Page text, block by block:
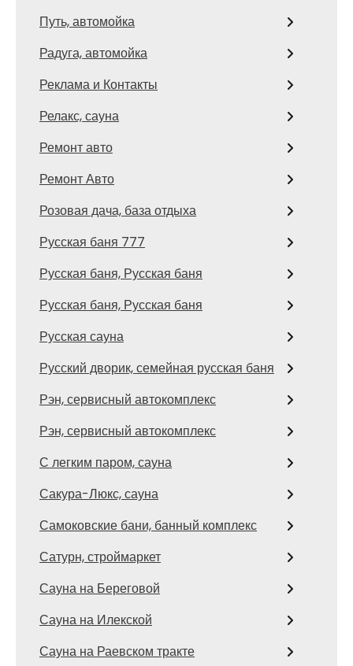
Путь, автомойка
Радуга, автомойка
Реклама и Контакты
Релакс, сауна
Ремонт авто
Ремонт Авто
Розовая дача, база отдыха
Русская баня 777
Русская баня, Русская баня
Русская баня, Русская баня
Русская сауна
Русский дворик, семейная русская баня
Рэн, сервисный автокомплекс
Рэн, сервисный автокомплекс
С легким паром, сауна
Сакура-Люкс, сауна
Самоковские бани, банный комплекс
Сатурн, строймаркет
Сауна на Береговой
Сауна на Илекской
Сауна на Раевском тракте